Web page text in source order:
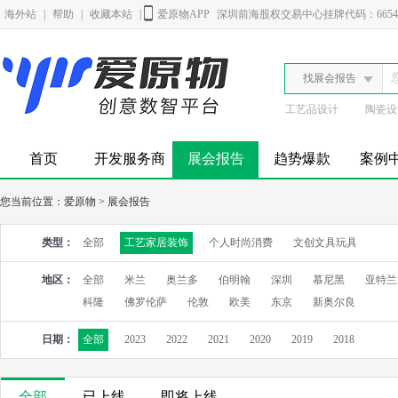
海外站 帮助 收藏本站 爱原物APP 深圳前海股权交易中心挂牌代码：
找展会报告
工艺品设计 陶瓷
首页 开发服务商 展会报告 趋势爆款 案例
您当前位置： 爱原物 > 展会报告
类型： 全部 工艺家居装饰 个人时尚消费 文创文具玩具
地区： 全部 米兰 奥兰多 伯明翰 深圳 慕尼黑
亚特
科隆
佛罗伦萨 伦敦 欧美 东京 新奥尔良
日期： 全部 2023 2022 2021 2020 2019 2018